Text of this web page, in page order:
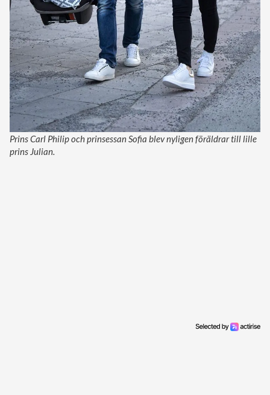
Prins Carl Philip och prinsessan Sofia blev nyligen föräldrar till lille
prins Julian.